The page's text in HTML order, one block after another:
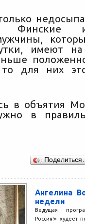
имеют
для них
в объятия
в
Ангелина
недели
Ведущая
Россия!» худеет